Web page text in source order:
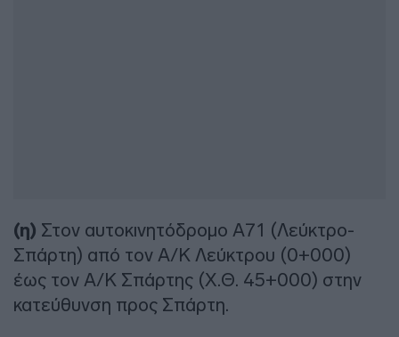
(η) Στον αυτοκινητόδρομο Α71 (Λεύκτρο-
Σπάρτη) από τον Α/Κ Λεύκτρου (0+000)
έως τον Α/Κ Σπάρτης (Χ.Θ. 45+000) στην
κατεύθυνση προς Σπάρτη.